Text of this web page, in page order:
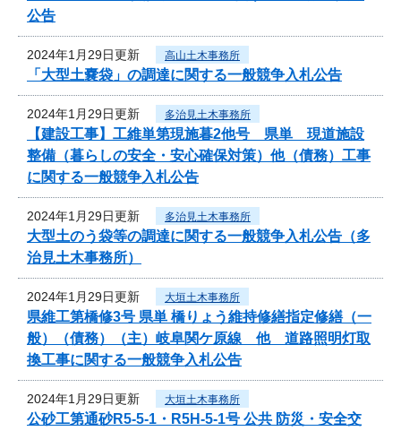
公告
2024年1月29日更新 高山土木事務所
「大型土嚢袋」の調達に関する一般競争入札公告
2024年1月29日更新 多治見土木事務所
【建設工事】工維単第現施暮2他号 県単 現道施設
整備（暮らしの安全・安心確保対策）他（債務）工事
に関する一般競争入札公告
2024年1月29日更新 多治見土木事務所
大型土のう袋等の調達に関する一般競争入札公告（多
治見土木事務所）
2024年1月29日更新 大垣土木事務所
県維工第橋修3号 県単 橋りょう維持修繕指定修繕（一
般）（債務）（主）岐阜関ケ原線 他 道路照明灯取
換工事に関する一般競争入札公告
2024年1月29日更新 大垣土木事務所
公砂工第通砂R5-5-1・R5H-5-1号 公共 防災・安全交